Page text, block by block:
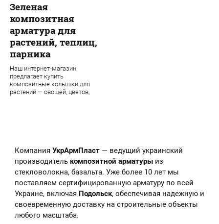
Зеленая
композитная
арматура для
растений, теплиц,
парника
Наш интернет-магазин
предлагает купить
композитные колышки для
растений — овощей, цветов,
Компания УкрАрмПласт — ведущий украинский
производитель композитной арматуры из
стекловолокна, базальта. Уже более 10 лет мы
поставляем сертифицированную арматуру по всей
Украине, включая Подольск, обеспечивая надежную и
своевременную доставку на строительные объекты
любого масштаба.